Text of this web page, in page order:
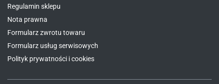
Regulamin sklepu
Nota prawna
Formularz zwrotu towaru
Formularz usług serwisowych
Polityk prywatności i cookies